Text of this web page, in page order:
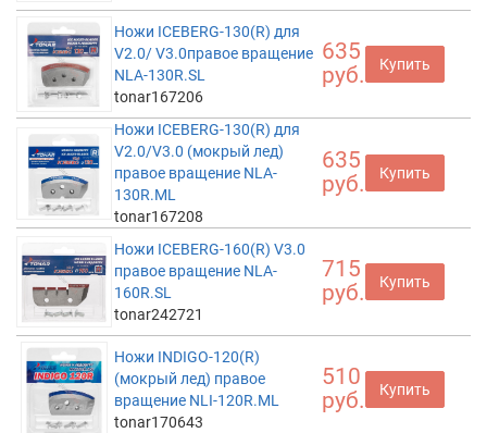
Ножи ICEBERG-130(R) для
V2.0/ V3.0правое вращение
NLA-130R.SL
tonar167206
635
руб.
Купить
Ножи ICEBERG-130(R) для
V2.0/V3.0 (мокрый лед)
правое вращение NLA-
130R.ML
tonar167208
635
руб.
Купить
Ножи ICEBERG-160(R) V3.0
правое вращение NLA-
160R.SL
tonar242721
715
руб.
Купить
Ножи INDIGO-120(R)
(мокрый лед) правое
вращение NLI-120R.ML
tonar170643
510
руб.
Купить